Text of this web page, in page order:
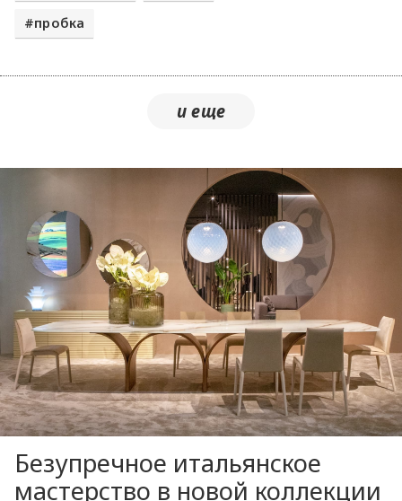
пробка
Безупречное итальянское
мастерство в новой коллекции